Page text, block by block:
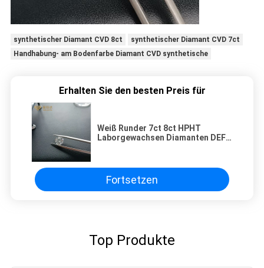
synthetischer Diamant CVD 8ct
synthetischer Diamant CVD 7ct
Handhabung- am Bodenfarbe Diamant CVD synthetische
Erhalten Sie den besten Preis für
Weiß Runder 7ct 8ct HPHT
Laborgewachsen Diamanten DEF
Fortsetzen
Top Produkte